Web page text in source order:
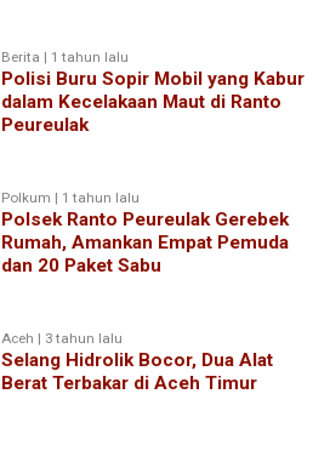
Berita | 1 tahun lalu
Polisi Buru Sopir Mobil yang Kabur
dalam Kecelakaan Maut di Ranto
Peureulak
Polkum | 1 tahun lalu
Polsek Ranto Peureulak Gerebek
Rumah, Amankan Empat Pemuda
dan 20 Paket Sabu
Aceh | 3 tahun lalu
Selang Hidrolik Bocor, Dua Alat
Berat Terbakar di Aceh Timur